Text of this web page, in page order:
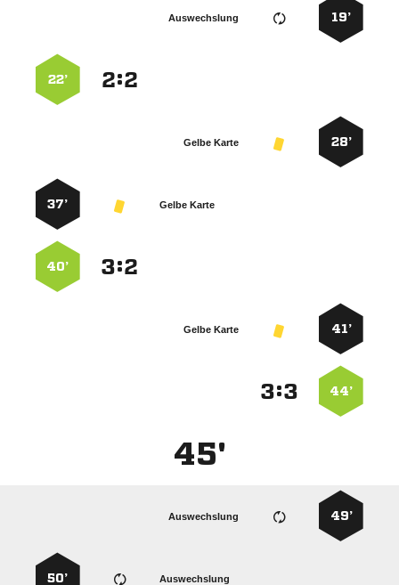
19’
Auswechslung
:
22’
28’
Gelbe Karte
Gelbe Karte
37’
:
40’
41’
Gelbe Karte
44’
:
45'
49’
Auswechslung
Auswechslung
50’